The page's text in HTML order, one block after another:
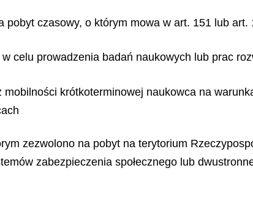
pobyt czasowy, o którym mowa w art. 151 lub
celu prowadzenia badań naukowych lub prac
krótkoterminowej naukowca na
zezwolono na pobyt na terytorium
zabezpieczenia społecznego lub